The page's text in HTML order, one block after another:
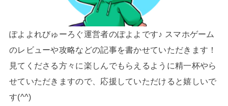
ぽよよれびゅーろぐ運営者のぽよよです♪ スマホゲーム
のレビューや攻略などの記事を書かせていただきます！
見てくださる方々に楽しんでもらえるように精一杯やら
せていただきますので、応援していただけると嬉しいで
す(^^)